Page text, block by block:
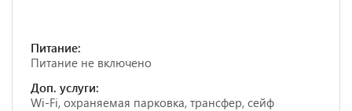
Питание:
Питание не включено
Доп. услуги:
Wi-Fi, охраняемая парковка, трансфер, сейф